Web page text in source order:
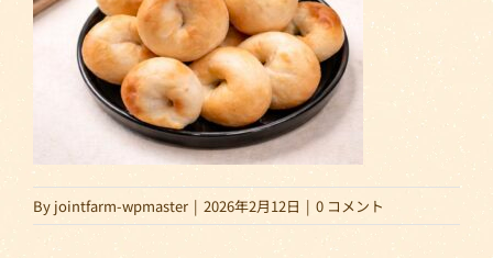
By jointfarm-wpmaster | 2026年2月12日 | 0 コメント